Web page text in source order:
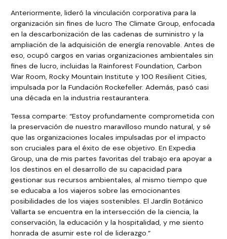
Anteriormente, lideró la vinculación corporativa para la
organización sin fines de lucro The Climate Group, enfocada
en la descarbonización de las cadenas de suministro y la
ampliación de la adquisición de energía renovable. Antes de
eso, ocupó cargos en varias organizaciones ambientales sin
fines de lucro, incluidas la Rainforest Foundation, Carbon
War Room, Rocky Mountain Institute y 100 Resilient Cities,
impulsada por la Fundación Rockefeller. Además, pasó casi
una década en la industria restaurantera.
Tessa comparte: “Estoy profundamente comprometida con
la preservación de nuestro maravilloso mundo natural, y sé
que las organizaciones locales impulsadas por el impacto
son cruciales para el éxito de ese objetivo. En Expedia
Group, una de mis partes favoritas del trabajo era apoyar a
los destinos en el desarrollo de su capacidad para
gestionar sus recursos ambientales, al mismo tiempo que
se educaba a los viajeros sobre las emocionantes
posibilidades de los viajes sostenibles. El Jardín Botánico
Vallarta se encuentra en la intersección de la ciencia, la
conservación, la educación y la hospitalidad, y me siento
honrada de asumir este rol de liderazgo.”